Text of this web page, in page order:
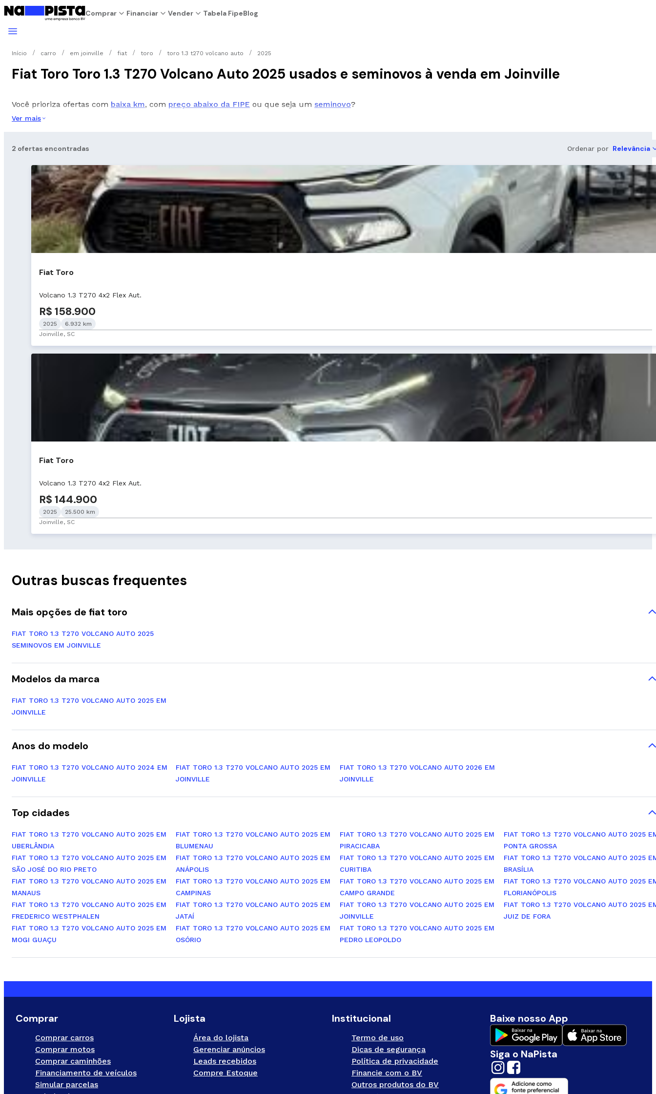
Comprar Financiar Vender Tabela FipeBlog
Início carro em joinville fiat toro toro 1.3 t270 volcano auto 2025
Fiat Toro Toro 1.3 T270 Volcano Auto 2025 usados e seminovos à venda em Joinville
Você prioriza ofertas com baixa km, com preço abaixo da FIPE ou que seja um seminovo?
Ver mais
2 ofertas encontradas Ordenar por Relevância
Fiat Toro
Volcano 1.3 T270 4x2 Flex Aut.
R$ 158.900
2025
6.932 km
Joinville, SC
Fiat Toro
Volcano 1.3 T270 4x2 Flex Aut.
R$ 144.900
2025
25.500 km
Joinville, SC
Outras buscas frequentes
Mais opções de fiat toro
FIAT TORO 1.3 T270 VOLCANO AUTO 2025
SEMINOVOS EM JOINVILLE
Modelos da marca
FIAT TORO 1.3 T270 VOLCANO AUTO 2025 EM
JOINVILLE
Anos do modelo
FIAT TORO 1.3 T270 VOLCANO AUTO 2024 EM
JOINVILLE
FIAT TORO 1.3 T270 VOLCANO AUTO 2025 EM
JOINVILLE
FIAT TORO 1.3 T270 VOLCANO AUTO 2026 EM
JOINVILLE
Top cidades
FIAT TORO 1.3 T270 VOLCANO AUTO 2025 EM
UBERLÂNDIA
FIAT TORO 1.3 T270 VOLCANO AUTO 2025 EM
BLUMENAU
FIAT TORO 1.3 T270 VOLCANO AUTO 2025 EM
PIRACICABA
FIAT TORO 1.3 T270 VOLCANO AUTO 2025
PONTA GROSSA
FIAT TORO 1.3 T270 VOLCANO AUTO 2025 EM
SÃO JOSÉ DO RIO PRETO
FIAT TORO 1.3 T270 VOLCANO AUTO 2025 EM
ANÁPOLIS
FIAT TORO 1.3 T270 VOLCANO AUTO 2025 EM
CURITIBA
FIAT TORO 1.3 T270 VOLCANO AUTO 2025
BRASÍLIA
FIAT TORO 1.3 T270 VOLCANO AUTO 2025 EM
MANAUS
FIAT TORO 1.3 T270 VOLCANO AUTO 2025 EM
CAMPINAS
FIAT TORO 1.3 T270 VOLCANO AUTO 2025 EM
CAMPO GRANDE
FIAT TORO 1.3 T270 VOLCANO AUTO 2025
FLORIANÓPOLIS
FIAT TORO 1.3 T270 VOLCANO AUTO 2025 EM
FREDERICO WESTPHALEN
FIAT TORO 1.3 T270 VOLCANO AUTO 2025 EM
JATAÍ
FIAT TORO 1.3 T270 VOLCANO AUTO 2025 EM
JOINVILLE
FIAT TORO 1.3 T270 VOLCANO AUTO 2025
JUIZ DE FORA
FIAT TORO 1.3 T270 VOLCANO AUTO 2025 EM
MOGI GUAÇU
FIAT TORO 1.3 T270 VOLCANO AUTO 2025 EM
OSÓRIO
FIAT TORO 1.3 T270 VOLCANO AUTO 2025 EM
PEDRO LEOPOLDO
Comprar
Comprar carros
Comprar motos
Comprar caminhões
Financiamento de veículos
Simular parcelas
Lojista
Área do lojista
Gerenciar anúncios
Leads recebidos
Compre Estoque
Institucional
Termo de uso
Dicas de segurança
Política de privacidade
Financie com o BV
Outros produtos do BV
Baixe nosso App
Siga o NaPista